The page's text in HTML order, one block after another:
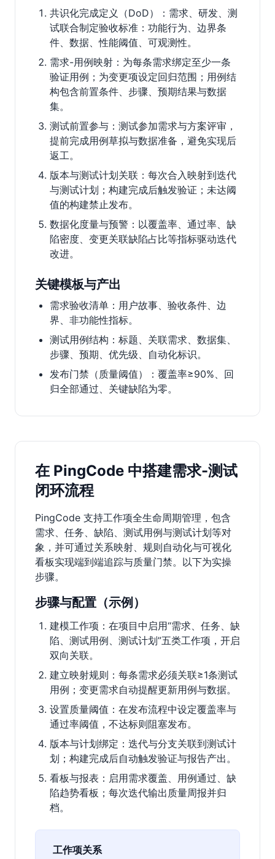
共识化完成定义（DoD）：需求、研发、测
试联合制定验收标准：功能行为、边界条
件、数据、性能阈值、可观测性。
需求-用例映射：为每条需求绑定至少一条
验证用例；为变更项设定回归范围；用例结
构包含前置条件、步骤、预期结果与数据
集。
测试前置参与：测试参加需求与方案评审，
提前完成用例草拟与数据准备，避免实现后
返工。
版本与测试计划关联：每次合入映射到迭代
与测试计划；构建完成后触发验证；未达阈
值的构建禁止发布。
数据化度量与预警：以覆盖率、通过率、缺
陷密度、变更关联缺陷占比等指标驱动迭代
改进。
关键模板与产出
需求验收清单：用户故事、验收条件、边
界、非功能性指标。
测试用例结构：标题、关联需求、数据集、
步骤、预期、优先级、自动化标识。
发布门禁（质量阈值）：覆盖率≥90%、回
归全部通过、关键缺陷为零。
在 PingCode 中搭建需求-测试
闭环流程
PingCode 支持工作项全生命周期管理，包含
需求、任务、缺陷、测试用例与测试计划等对
象，并可通过关系映射、规则自动化与可视化
看板实现端到端追踪与质量门禁。以下为实操
步骤。
步骤与配置（示例）
建模工作项：在项目中启用“需求、任务、缺
陷、测试用例、测试计划”五类工作项，开启
双向关联。
建立映射规则：每条需求必须关联≥1条测试
用例；变更需求自动提醒更新用例与数据。
设置质量阈值：在发布流程中设定覆盖率与
通过率阈值，不达标则阻塞发布。
版本与计划绑定：迭代与分支关联到测试计
划；构建完成后自动触发验证与报告产出。
看板与报表：启用需求覆盖、用例通过、缺
陷趋势看板；每次迭代输出质量周报并归
档。
工作项关系